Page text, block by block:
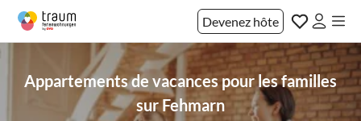
Devenez hôte
Appartements de vacances pour les familles
sur Fehmarn